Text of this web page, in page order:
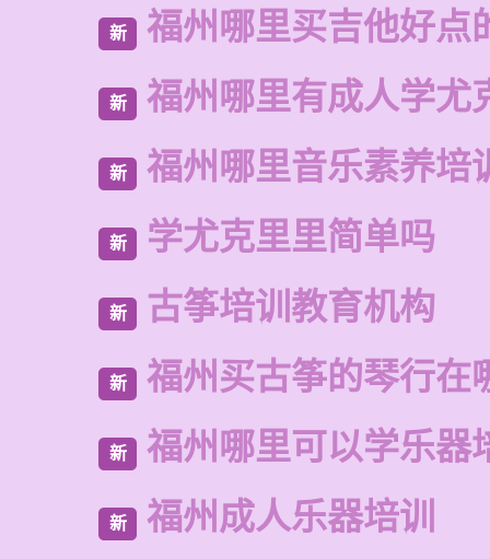
新 福州哪里买吉他好点
新 福州哪里有成人学尤
新 福州哪里音乐素养培
新 学尤克里里简单吗
新 古筝培训教育机构
新 福州买古筝的琴行在
新 福州哪里可以学乐器
新 福州成人乐器培训